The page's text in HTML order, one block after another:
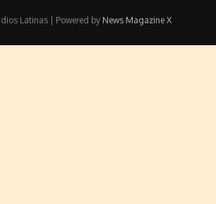
Latinas | Powered by News Magazine X